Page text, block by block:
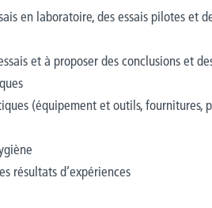
en laboratoire, des essais pilotes et
et à proposer des conclusions et
(équipement et outils, fournitures,
résultats d’expériences